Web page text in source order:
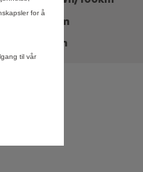
PRIS UTEN OPSJONER
Design
400 Km
0 g/km
for å
til vår